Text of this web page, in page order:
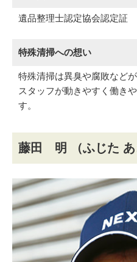
遺品整理士認定協会認定証
特殊清掃への想い
特殊清掃は異臭や腐敗など
スタッフが動きやすく働き
す。
藤田 明 （ふじた あ